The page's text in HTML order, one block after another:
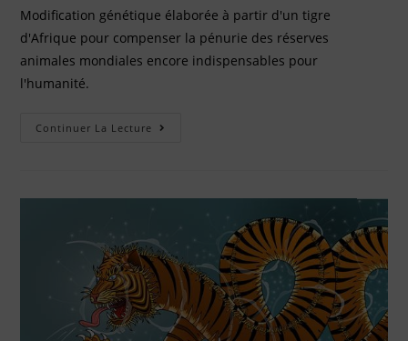
Modification génétique élaborée à partir d'un tigre
d'Afrique pour compenser la pénurie des réserves
animales mondiales encore indispensables pour
l'humanité.
Continuer La Lecture